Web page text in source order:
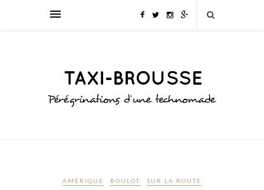
AMÉRIQUE BOULOT SUR LA ROUTE